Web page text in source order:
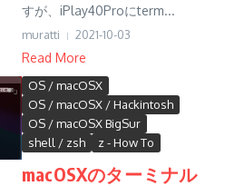
すが、iPlay40Proにterm...
muratti 2021-10-03
Read More
OS / macOSX
OS / macOSX / Hackintosh
OS / macOSX BigSur
shell / zsh
z - How To
macOSXのターミナル